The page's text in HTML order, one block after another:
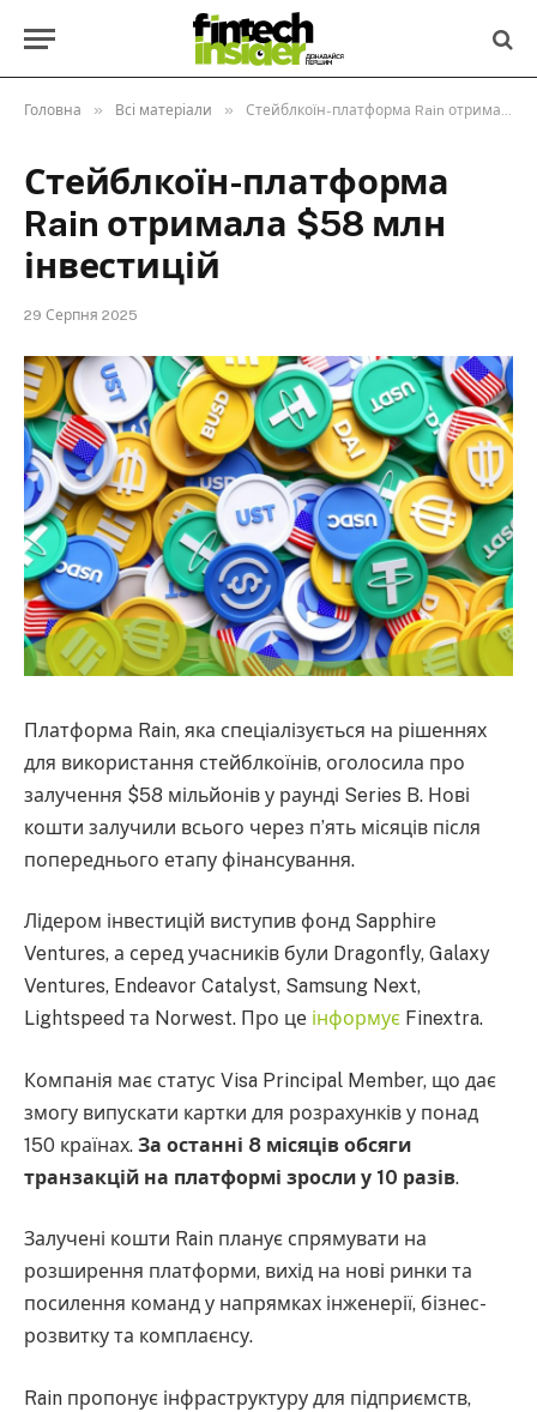
Головна » Всі матеріали » Стейблкоїн-платформа Rain отримала $58 млн інвестицій
Стейблкоїн-платформа
Rain отримала $58 млн
інвестицій
29 Серпня 2025
Платформа Rain, яка спеціалізується на рішеннях
для використання стейблкоїнів, оголосила про
залучення $58 мільйонів у раунді Series B. Нові
кошти залучили всього через п’ять місяців після
попереднього етапу фінансування.
Лідером інвестицій виступив фонд Sapphire
Ventures, а серед учасників були Dragonfly, Galaxy
Ventures, Endeavor Catalyst, Samsung Next,
Lightspeed та Norwest. Про це інформує Finextra.
Компанія має статус Visa Principal Member, що дає
змогу випускати картки для розрахунків у понад
150 країнах. За останні 8 місяців обсяги
транзакцій на платформі зросли у 10 разів.
Залучені кошти Rain планує спрямувати на
розширення платформи, вихід на нові ринки та
посилення команд у напрямках інженерії, бізнес-
розвитку та комплаєнсу.
Rain пропонує інфраструктуру для підприємств,